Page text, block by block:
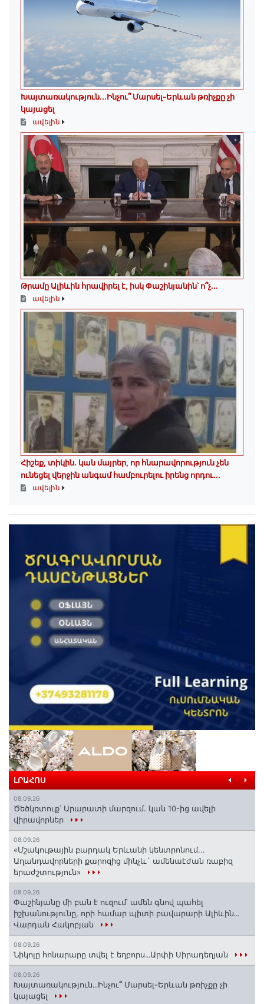
Խայտառակություն․․․Ինչու՞ Մարսել-Երևան թռիչքը չի
կայացել
ավելին
Թրամը Ալիևին հրավիրել է, իսկ Փաշինյանին՝ ո՞չ․․․
ավելին
Հիշեք, տիկին․ կան մայրեր, որ հնարավորություն չեն
ունեցել վերջին անգամ համբուրելու իրենց որդու...
ավելին
ԼՐԱՀՈՍ
08.09.26
Ծեծկռտուք՝ Արարատի մարզում. կան 10-ից ավելի
վիրավորներ
08.09.26
«Մշակութային բարդակ Երևանի կենտրոնում...
Աղանդավորների քարոզից մինչև` ամենաէժան ռաբիզ
երաժշտություն»
08.09.26
Փաշինյանը մի բան է ուզում՝ ամեն գնով պահել
իշխանությունը, որի համար պիտի բավարարի Ալիևին․․․
Վարդան Հակոբյան
08.09.26
Նիկոլը հոնարարը տվել է եղբորս․․․Արփի Սիրադեղյան
08.09.26
Խայտառակություն․․․Ինչու՞ Մարսել-Երևան թռիչքը չի
կայացել